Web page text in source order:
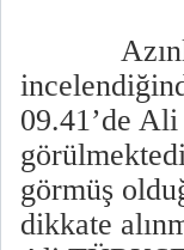
09.41’de
görmüş
dikkate